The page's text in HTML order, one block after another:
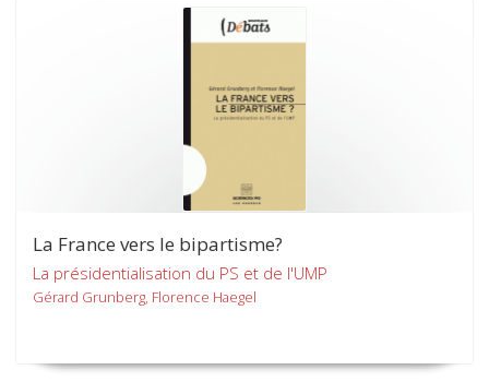
La France vers le bipartisme?
La présidentialisation du PS et de l'UMP
Gérard Grunberg, Florence Haegel